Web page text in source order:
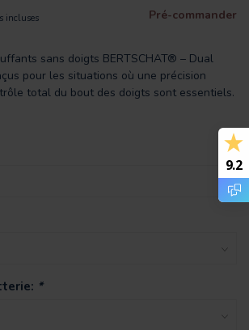
incluses Pré-commander
sans doigts BERTSCHAT® – Dual
pour les situations où une précision
total du bout des doigts sont essentiels.
*
9.2